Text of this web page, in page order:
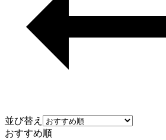
並び替え
おすすめ順